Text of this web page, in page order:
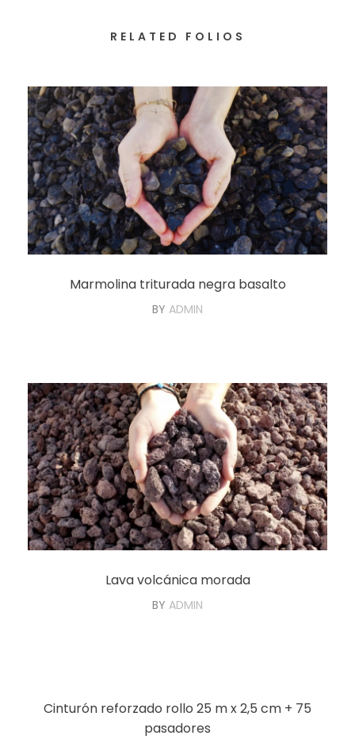
RELATED FOLIOS
Marmolina triturada negra basalto
BY ADMIN
Lava volcánica morada
BY ADMIN
Cinturón reforzado rollo 25 m x 2,5 cm + 75
pasadores